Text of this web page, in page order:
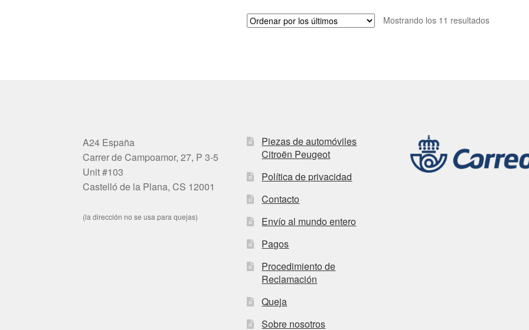
Mostrando los 11 resultadosOrdenado
A24 España
Carrer de Campoamor, 27, P 3-5
Unit #103
Castelló de la Plana, CS 12001
(la dirección no se usa para quejas)
Piezas de automóviles
Citroën Peugeot
Política de privacidad
Contacto
Envío al mundo entero
Pagos
Procedimiento de
Reclamación
Queja
Sobre nosotros